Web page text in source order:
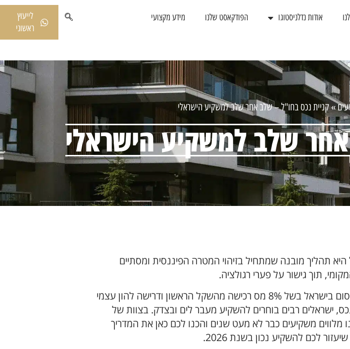
אודות נדלניסטוגו הפודקאסט שלנו מידע מקצועי
לייעוץ
ראשוני
»קניית נכס בחו"ל – שלב אחר שלב למשקיע הישראלי
שלב למשקיע הישראלי
היא תהליך מובנה שמתחיל בזיהוי המטרה הפיננסית ומסתיים
תוך גישור על פערי רגולציה.
עם שוק מקומי חסום בישראל בשל 8% מס רכישה מהשקל הראשון ודרישה להון עצמי
ישראלים רבים בוחרים להשקיע מעבר לים ובצדק. בצוות של
מלווים משקיעים כבר לא מעט שנים והכנו לכם כאן את המדריך
לכם להשקיע נכון בשנת 2026.